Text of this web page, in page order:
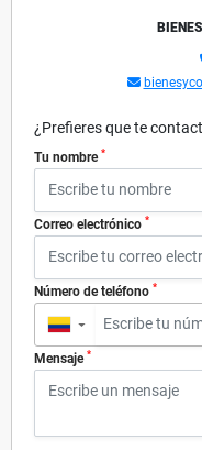
¿Prefieres que te
Tu nombre *
Correo electrónico *
Número de teléfono *
▼
Mensaje *